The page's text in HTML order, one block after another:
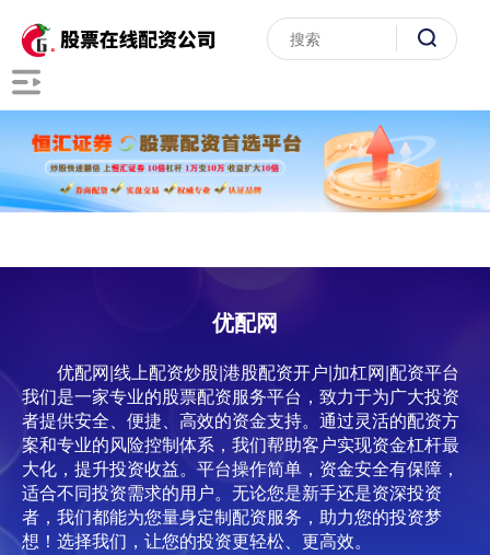
优配网
优配网|线上配资炒股|港股配资开户|加杠网|配资平台
我们是一家专业的股票配资服务平台，致力于为广大投资
者提供安全、便捷、高效的资金支持。通过灵活的配资方
案和专业的风险控制体系，我们帮助客户实现资金杠杆最
大化，提升投资收益。平台操作简单，资金安全有保障，
适合不同投资需求的用户。无论您是新手还是资深投资
者，我们都能为您量身定制配资服务，助力您的投资梦
想！选择我们，让您的投资更轻松、更高效。